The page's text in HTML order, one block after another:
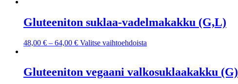
Gluteeniton suklaa-vadelmakakku (G,L)
48,00 € – 64,00 € Valitse vaihtoehdoista
Gluteeniton vegaani valkosuklaakakku (G)